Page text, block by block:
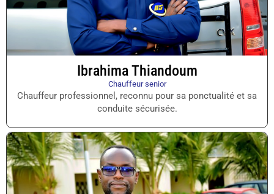
Ibrahima Thiandoum
Chauffeur senior
Chauffeur professionnel, reconnu pour sa ponctualité et sa
conduite sécurisée.